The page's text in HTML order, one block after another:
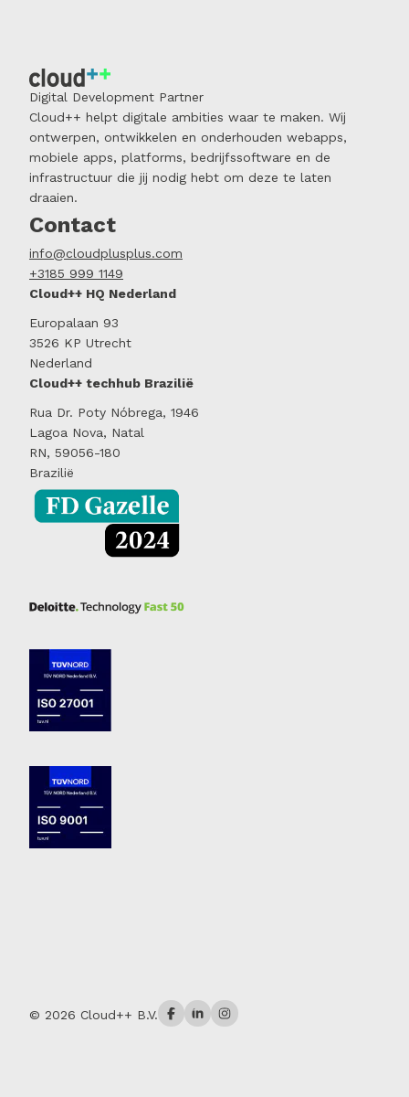
Digital Development Partner
Cloud++ helpt digitale ambities waar te maken. Wij
ontwerpen, ontwikkelen en onderhouden webapps,
mobiele apps, platforms, bedrijfssoftware en de
infrastructuur die jij nodig hebt om deze te laten
draaien.
Contact
info@cloudplusplus.com
+3185 999 1149
Cloud++ HQ Nederland
Europalaan 93
3526 KP Utrecht
Nederland
Cloud++ techhub Brazilië
Rua Dr. Poty Nóbrega, 1946
Lagoa Nova, Natal
RN, 59056-180
Brazilië
© 2026 Cloud++ B.V.